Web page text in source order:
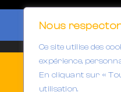
Nous
Ce site utilise des
expérience,
En cliquant sur «
utilisation.